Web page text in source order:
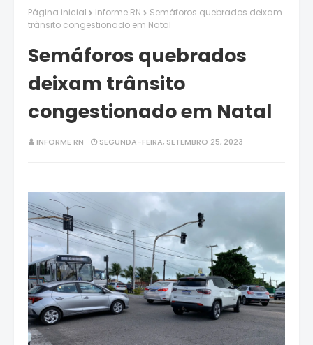
Página inicial Informe RN
Semáforos quebrados deixam
trânsito congestionado em Natal
Semáforos quebrados
deixam trânsito
congestionado em Natal
INFORME RN SEGUNDA-FEIRA, SETEMBRO 25, 2023